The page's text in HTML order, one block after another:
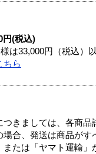
円(税込)
は33,000円（税込）
ちら
きましては、各商品
合、発送は商品がす
たは「ヤマト運輸」